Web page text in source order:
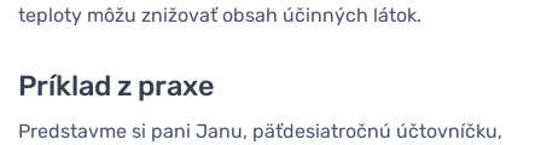
teploty môžu znižovať obsah účinných látok.
Príklad z praxe
Predstavme si pani Janu, päťdesiatročnú účtovníčku,